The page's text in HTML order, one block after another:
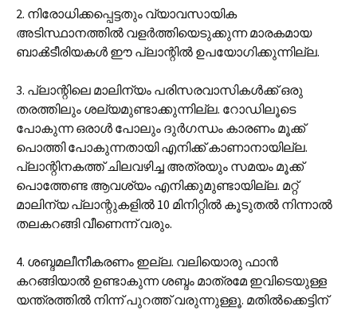
2. നിരോധിക്കപ്പെട്ടതും വ്യാവസായിക
അടിസ്ഥാനത്തിൽ വളർത്തിയെടുക്കുന്ന മാരകമായ
ബാൿടീരിയകൾ ഈ പ്ലാന്റിൽ ഉപയോഗിക്കുന്നില്ല.
3. പ്ലാന്റിലെ മാലിന്യം പരിസരവാസികൾക്ക് ഒരു
തരത്തിലും ശല്യമുണ്ടാക്കുന്നില്ല. റോഡിലൂടെ
പോകുന്ന ഒരാൾ പോലും ദുർഗന്ധം കാരണം മൂക്ക്
പൊത്തി പോകുന്നതായി എനിക്ക് കാണാനായില്ല.
പ്ലാന്റിനകത്ത് ചിലവഴിച്ച അത്രയും സമയം മൂക്ക്
പൊത്തേണ്ട ആവശ്യം എനിക്കുമുണ്ടായില്ല. മറ്റ്
മാലിന്യ പ്ലാന്റുകളിൽ 10 മിനിറ്റിൽ കൂടുതൽ നിന്നാൽ
തലകറങ്ങി വീണെന്ന് വരും.
4. ശബ്ദമലീനീകരണം ഇല്ല. വലിയൊരു ഫാൻ
കറങ്ങിയാൽ ഉണ്ടാകുന്ന ശബ്ദം മാത്രമേ ഇവിടെയുള്ള
യന്ത്രത്തിൽ നിന്ന് പുറത്ത് വരുന്നുള്ളൂ. മതിൽക്കെട്ടിന്